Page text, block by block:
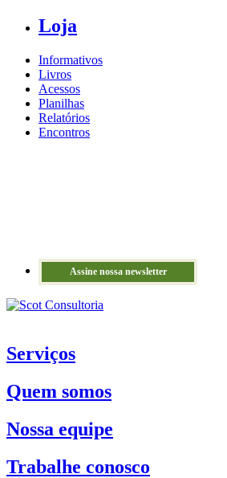
Loja
Informativos
Livros
Acessos
Planilhas
Relatórios
Encontros
Assine nossa newsletter
Serviços
Quem somos
Nossa equipe
Trabalhe conosco